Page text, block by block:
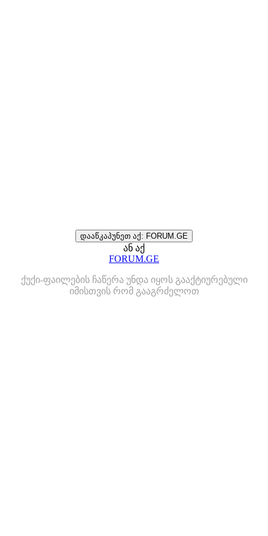
დააწკაპუნეთ აქ: FORUM.GE
ან აქ
FORUM.GE
ქუქი-ფაილების ჩაწერა უნდა იყოს გააქტიურებული
იმისთვის რომ გააგრძელოთ